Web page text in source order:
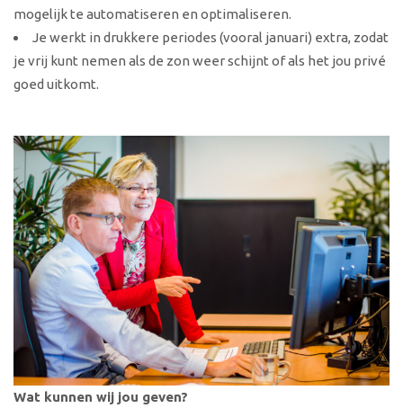
mogelijk te automatiseren en optimaliseren.
Je werkt in drukkere periodes (vooral januari) extra, zodat
je vrij kunt nemen als de zon weer schijnt of als het jou privé
goed uitkomt.
Wat kunnen wij jou geven?